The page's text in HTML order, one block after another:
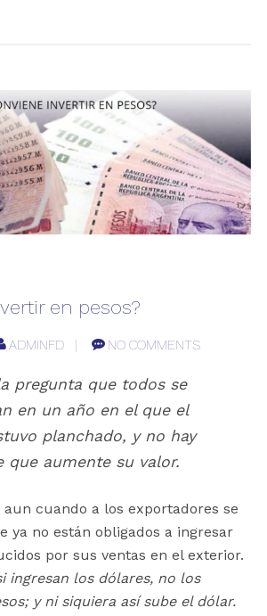
en pesos?
ADMINFD NO COMMENTS
pregunta que todos se
en un año en el que el
planchado, y no hay
que aumente su valor.
cuando a los exportadores se
ya no están obligados a ingresar
por sus ventas en el exterior.
ingresan los dólares, no los
y ni siquiera así sube el dólar.